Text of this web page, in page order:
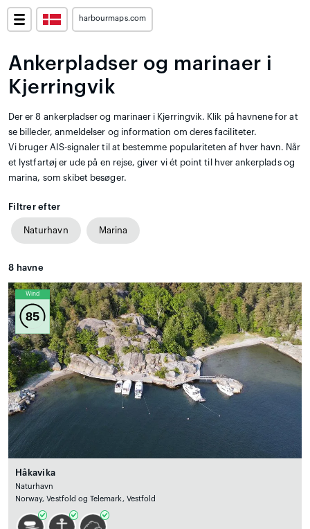
harbourmaps.com
Ankerpladser og marinaer i
Kjerringvik
Der er 8 ankerpladser og marinaer i Kjerringvik. Klik på havnene for at
se billeder, anmeldelser og information om deres faciliteter.
Vi bruger AIS-signaler til at bestemme populariteten af hver havn. Når
et lystfartøj er ude på en rejse, giver vi ét point til hver ankerplads og
marina, som skibet besøger.
Filtrer efter
Naturhavn Marina
8 havne
Wind
85
Håkavika
Naturhavn
Norway, Vestfold og Telemark, Vestfold